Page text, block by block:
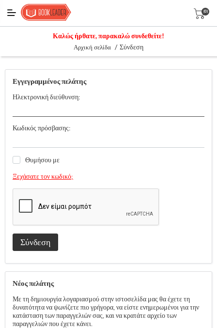
(0)
Καλώς ήρθατε, παρακαλώ συνδεθείτε!
Αρχική σελίδα / Σύνδεση
Εγγεγραμμένος πελάτης
Ηλεκτρονική διεύθυνση:
Κωδικός πρόσβασης:
Θυμήσου με
Ξεχάσατε τον κωδικό;
Σύνδεση
Νέος πελάτης
Με τη δημιουργία λογαριασμού στην ιστοσελίδα μας θα έχετε τη
δυνατότητα να ψωνίζετε πιο γρήγορα, να είστε ενημερωμένοι για την
κατάσταση των παραγγελιών σας, και να κρατάτε αρχείο των
παραγγελιών που έχετε κάνει.